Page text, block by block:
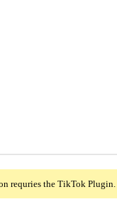
requries the TikTok Plugin.